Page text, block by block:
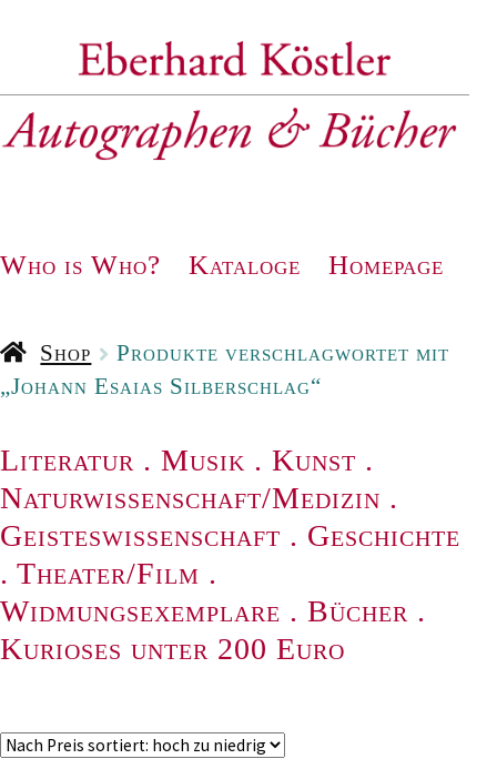
Navigation
Who is Who? Kataloge Homepage
Shop
Produkte verschlagwortet mit
„Johann Esaias Silberschlag“
Literatur . Musik . Kunst .
Naturwissenschaft/Medizin .
Geisteswissenschaft . Geschichte
. Theater/Film .
Widmungsexemplare . Bücher .
Kurioses unter 200 Euro